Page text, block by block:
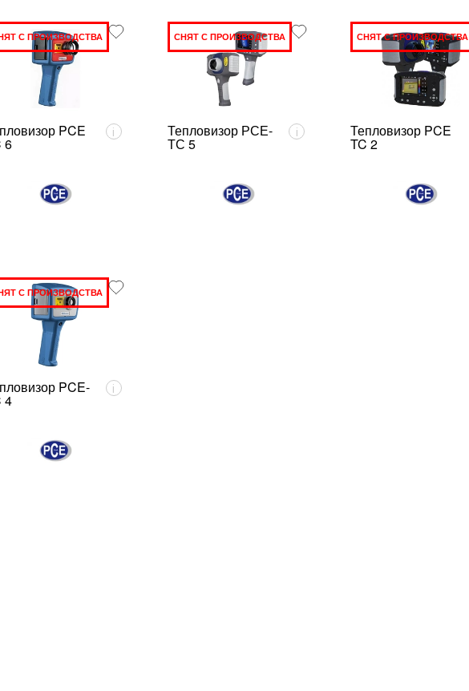
С ПРОИЗВОДСТВА
PCE
6
i
СНЯТ С ПРОИЗВОДСТВА
Тепловизор РСЕ-
ТС 5
i
СНЯТ С ПРОИЗВОДСТВА
Тепловизор PCE
TC 2
С ПРОИЗВОДСТВА
PCE-
4
i